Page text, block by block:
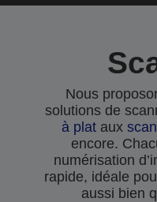
Nous
solutions de
à plataux
encore.
numérisation
rapide, idéale
aussi bien